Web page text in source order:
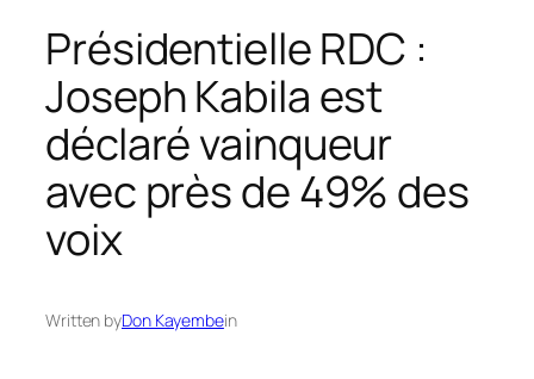
Présidentielle RDC :
Joseph Kabila est
déclaré vainqueur
avec près de 49% des
voix
Written byDon Kayembein